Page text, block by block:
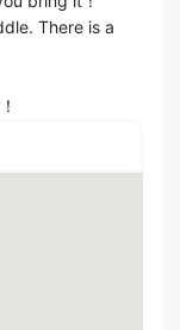
There is a